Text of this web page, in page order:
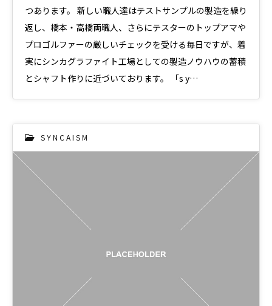
つあります。 新しい職人達はテストサンプルの製造を繰り
返し、橋本・高橋両職人、さらにテスターのトップアマや
プロゴルファーの厳しいチェックを受ける毎日ですが、着
実にシンカグラファイト工場としての製造ノウハウの蓄積
とシャフト作りに近づいております。 「s y…
S Y N C A I S M